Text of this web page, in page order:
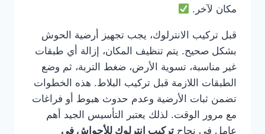
مكان لآخر.
قبل تركيب الانترلوك، يجب تجهيز أرضية الحوش
بشكل صحيح. يتم تنظيف المكان، إزالة أي طبقات
غير مناسبة، تسوية الأرض، ضغط التربة، ثم وضع
الطبقات اللازمة قبل تركيب البلاط. هذه الخطوات
تضمن ثبات الأرضية وعدم حدوث هبوط أو فراغات
مع مرور الوقت. لذلك يعتبر التأسيس الجيد أهم
عامل في نجاح تركيب انترلوك للأحواش في